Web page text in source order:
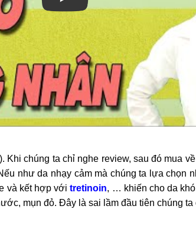
Khi chúng ta chỉ nghe review, sau đó mua
như da nhạy cảm mà chúng ta lựa chọn
và kết hợp vớitretinoin, … khiến cho da
mụn đỏ. Đây là sai lầm đầu tiên chúng ta